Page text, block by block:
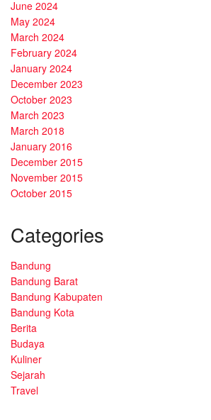
June 2024
May 2024
March 2024
February 2024
January 2024
December 2023
October 2023
March 2023
March 2018
January 2016
December 2015
November 2015
October 2015
Categories
Bandung
Bandung Barat
Bandung Kabupaten
Bandung Kota
Berita
Budaya
Kuliner
Sejarah
Travel